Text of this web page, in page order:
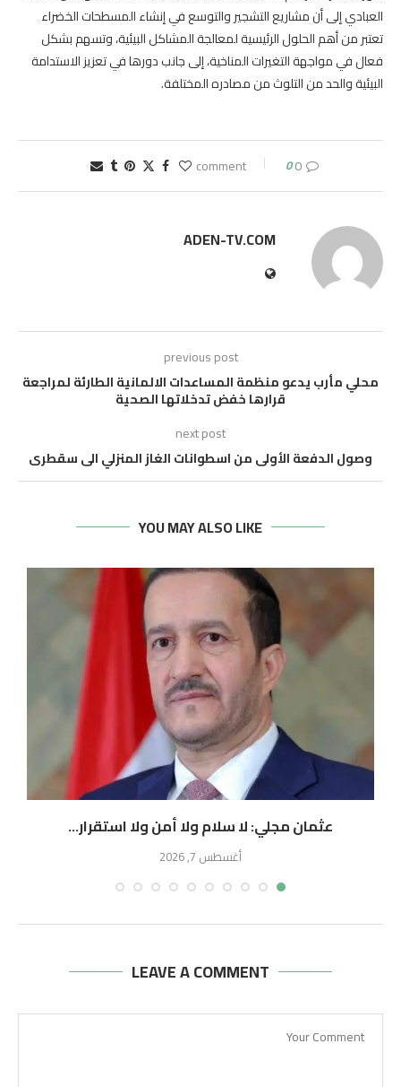
العبادي إلى أن مشاريع التشجير والتوسع في إنشاء المسطحات الخضراء
تعتبر من أهم الحلول الرئيسية لمعالجة المشاكل البيئية، وتسهم بشكل
فعال في مواجهة التغيرات المناخية، إلى جانب دورها في تعزيز الاستدامة
البيئية والحد من التلوث من مصادره المختلفة.
0 comment
0
ADEN-TV.COM
previous post
محلي مأرب يدعو منظمة المساعدات الالمانية الطارئة لمراجعة
قرارها خفض تدخلاتها الصحية
next post
وصول الدفعة الأولى من اسطوانات الغاز المنزلي الى سقطرى
YOU MAY ALSO LIKE
عثمان مجلي: لا سلام ولا أمن ولا استقرار...
أغسطس 7, 2026
LEAVE A COMMENT